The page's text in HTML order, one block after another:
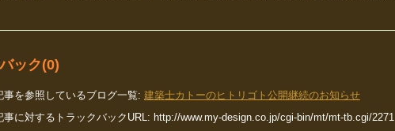
ック(0)
事を参照しているブログ一覧: 建築士カトーのヒトリゴト公開継続のお知らせ
事に対するトラックバックURL: http://www.my-design.co.jp/cgi-bin/mt/mt-tb.cgi/2271